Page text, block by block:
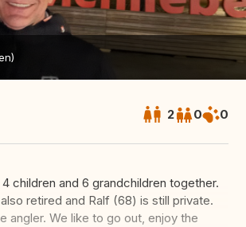
2 0 0
4 children and 6 grandchildren together.
retired and Ralf (68) is still private.
angler. We like to go out, enjoy the